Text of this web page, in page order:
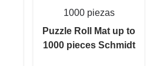
1000 piezas
Puzzle Roll Mat up to
1000 pieces Schmidt